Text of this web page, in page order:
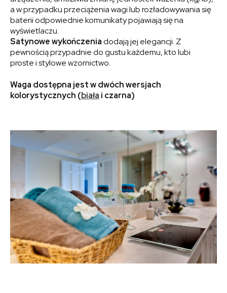
a w przypadku przeciążenia wagi lub rozładowywania się
baterii odpowiednie komunikaty pojawiają się na
wyświetlaczu.
Satynowe wykończeniadodają jej elegancji. Z
pewnością przypadnie do gustu każdemu, kto lubi
proste i stylowe wzornictwo.
Waga dostępna jest w dwóch wersjach
kolorystycznych (biała i czarna)